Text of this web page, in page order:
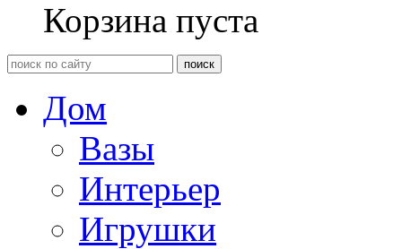
Корзина пуста
Дом
Вазы
Интерьер
Игрушки